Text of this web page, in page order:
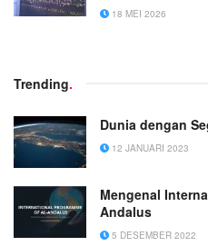
18 MEI 2026
Trending.
Dunia dengan
12 JANUARI 2023
Mengenal
Andalus
5 DESEMBER 2022